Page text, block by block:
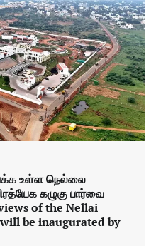
உள்ள நெல்லை
கழுகு பார்வை
of the Nellai
be inaugurated by